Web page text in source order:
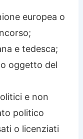
europea o
e tedesca;
oggetto del
e non
politico
o licenziati